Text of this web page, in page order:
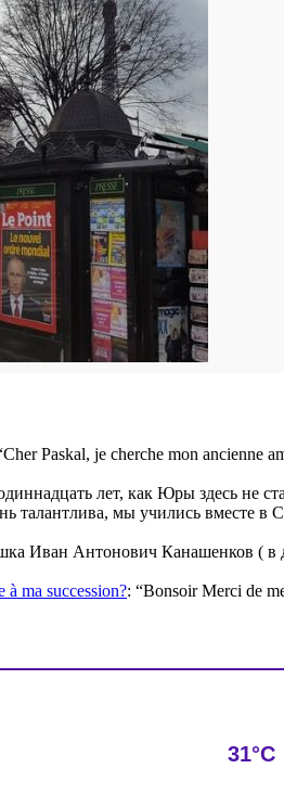
Cher Paskal, je cherche mon ancienne
лет, как Юры здесь не
талантлива, мы учились вместе
Иван Антонович Канашенков ( в
à ma succession?: “Bonsoir Merci de
31°C